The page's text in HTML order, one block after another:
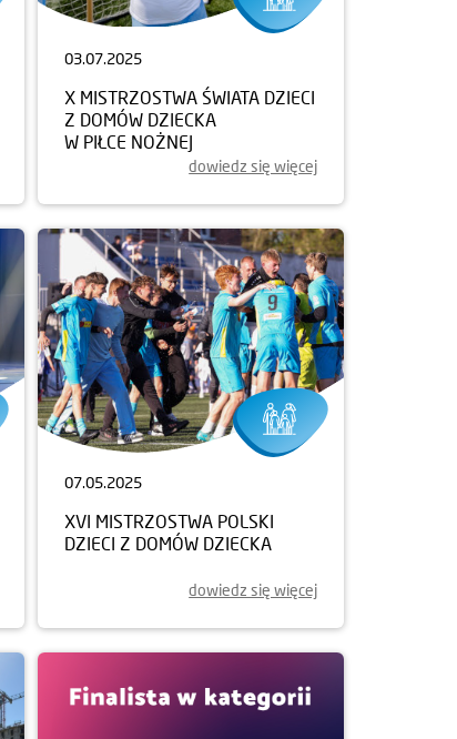
03.07.2025
X MISTRZOSTWA ŚWIATA DZIECI
Z DOMÓW DZIECKA
W PIŁCE NOŻNEJ
dowiedz się więcej
07.05.2025
XVI MISTRZOSTWA POLSKI
DZIECI Z DOMÓW DZIECKA
dowiedz się więcej